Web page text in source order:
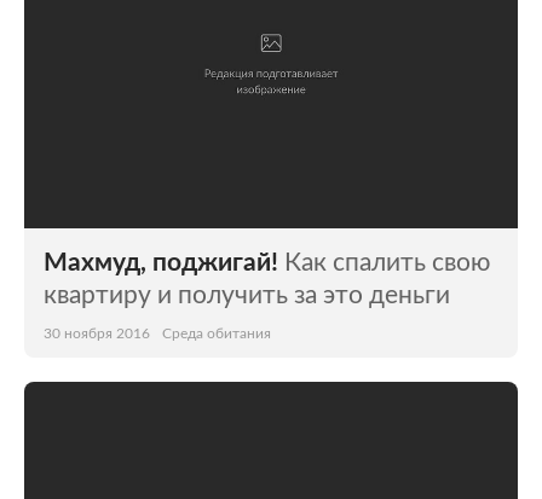
Махмуд, поджигай! Как спалить свою
квартиру и получить за это деньги
30 ноября 2016 Среда обитания